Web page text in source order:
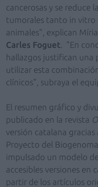
cancerosas y se reduce
tumorales tanto in vitro
animales", explican
Carles Foguet . "En
hallazgos justifican una
utilizar esta
clínicos", subraya el
El resumen gráfico y
publicado en la revista
versión catalana
Proyecto del
impulsado un modelo de
accesibles versiones en
partir de los artículos